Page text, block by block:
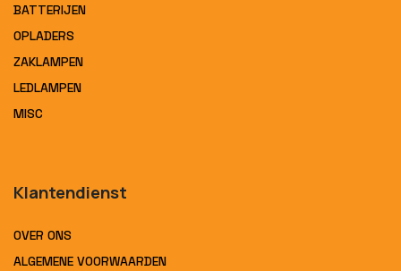
BATTERIJEN
OPLADERS
ZAKLAMPEN
LEDLAMPEN
MISC
Klantendienst
OVER ONS
ALGEMENE VOORWAARDEN